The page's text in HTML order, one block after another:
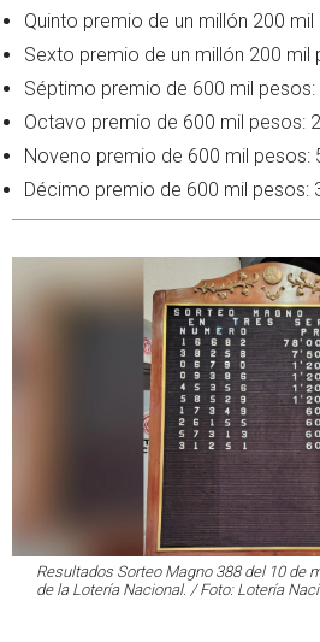
Quinto premio de un millón 200
Sexto premio de un millón 200 mil
Séptimo premio de 600 mil pesos:
Octavo premio de 600 mil pesos:
Noveno premio de 600 mil pesos:
Décimo premio de 600 mil pesos:
Resultados Sorteo Magno 388 del 10 de
de la Lotería Nacional. / Foto: Lotería